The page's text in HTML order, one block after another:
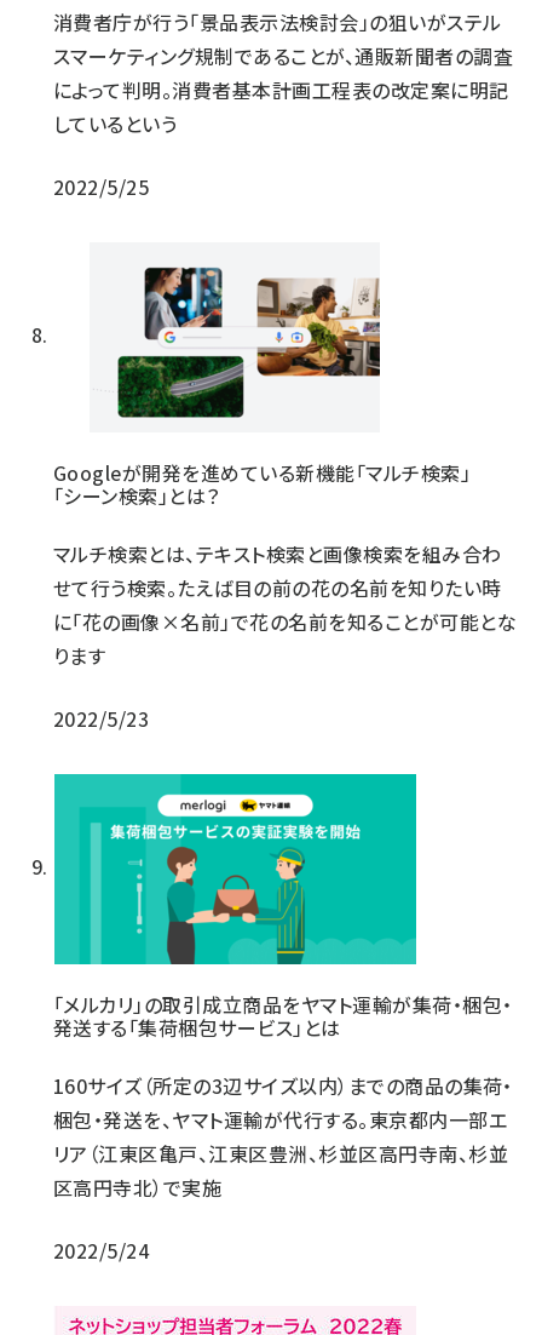
消費者庁が行う「景品表示法検討会」の狙いがステル
スマーケティング規制であることが、通販新聞者の調査
によって判明。消費者基本計画工程表の改定案に明記
しているという
2022/5/25
Googleが開発を進めている新機能「マルチ検索」
「シーン検索」とは？
マルチ検索とは、テキスト検索と画像検索を組み合わ
せて行う検索。たえば目の前の花の名前を知りたい時
に「花の画像×名前」で花の名前を知ることが可能とな
ります
2022/5/23
「メルカリ」の取引成立商品をヤマト運輸が集荷・梱包・
発送する「集荷梱包サービス」とは
160サイズ（所定の3辺サイズ以内）までの商品の集荷・
梱包・発送を、ヤマト運輸が代行する。東京都内一部エ
リア（江東区亀戸、江東区豊洲、杉並区高円寺南、杉並
区高円寺北）で実施
2022/5/24